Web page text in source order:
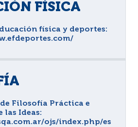
FÍSICA
física y deportes:
Filosofía Práctica e
las Ideas:
ojs/index.php/es